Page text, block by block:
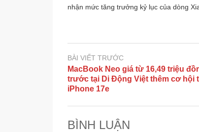
nhận mức tăng trưởng kỷ lục của dòng
BÀI VIẾT TRƯỚC
MacBook Neo giá từ 16,49 triệu
trước tại Di Động Việt thêm cơ hội
iPhone 17e
BÌNH LUẬN